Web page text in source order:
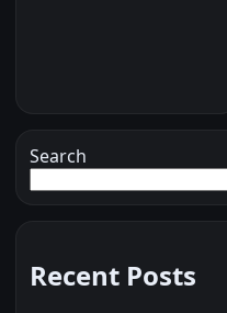
Search
Recent Posts